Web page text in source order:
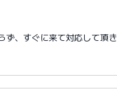
ず、すぐに来て対応して頂